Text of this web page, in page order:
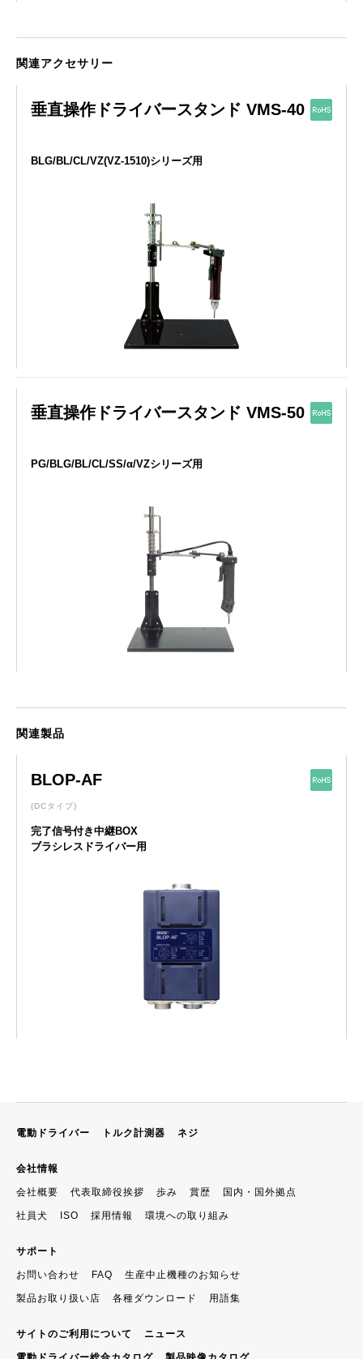
関連アクセサリー
垂直操作ドライバースタンド VMS-40
BLG/BL/CL/VZ(VZ-1510)シリーズ用
垂直操作ドライバースタンド VMS-50
PG/BLG/BL/CL/SS/α/VZシリーズ用
関連製品
BLOP-AF
(DCタイプ)
完了信号付き中継BOX
ブラシレスドライバー用
電動ドライバー トルク計測器 ネジ
会社情報
会社概要 代表取締役挨拶 歩み 賞歴 国内・国外拠点
社員犬 ISO 採用情報 環境への取り組み
サポート
お問い合わせ FAQ 生産中止機種のお知らせ
製品お取り扱い店 各種ダウンロード 用語集
サイトのご利用について ニュース